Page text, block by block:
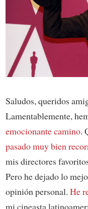
Saludos, queridos
Lamentablemente,
emocionante camino.
pasado muy bien
mis directores
Pero he dejado lo
opinión personal. He